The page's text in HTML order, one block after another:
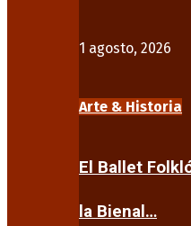
1 agosto, 2026
Arte & Historia
El Ballet
la Bienal…